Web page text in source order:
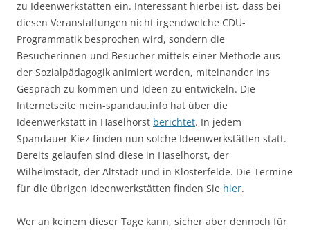
zu Ideenwerkstätten ein. Interessant hierbei ist, dass bei
diesen Veranstaltungen nicht irgendwelche CDU-
Programmatik besprochen wird, sondern die
Besucherinnen und Besucher mittels einer Methode aus
der Sozialpädagogik animiert werden, miteinander ins
Gespräch zu kommen und Ideen zu entwickeln. Die
Internetseite mein-spandau.info hat über die
Ideenwerkstatt in Haselhorst berichtet. In jedem
Spandauer Kiez finden nun solche Ideenwerkstätten statt.
Bereits gelaufen sind diese in Haselhorst, der
Wilhelmstadt, der Altstadt und in Klosterfelde. Die Termine
für die übrigen Ideenwerkstätten finden Sie hier.
Wer an keinem dieser Tage kann, sicher aber dennoch für